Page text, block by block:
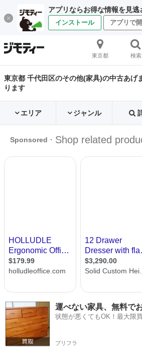
アプリならお得な情報を見逃
インストール アプリで
東京都 検索
東京都 千代田区のその他(家具)の中古あげ
ります
エリア ジャンル
運べない家具、無料で
状態が悪くてもOK！最大限
プリフラ